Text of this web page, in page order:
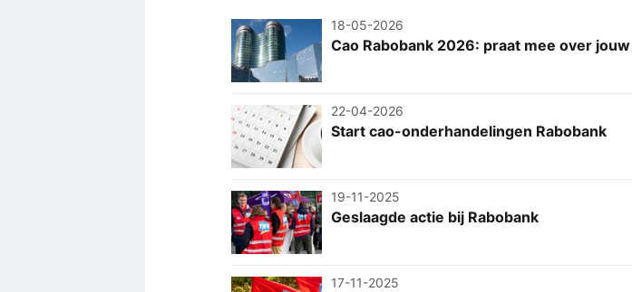
18-05-2026
Cao Rabobank 2026: praat mee over
22-04-2026
Start cao-onderhandelingen Rabobank
19-11-2025
Geslaagde actie bij Rabobank
17-11-2025